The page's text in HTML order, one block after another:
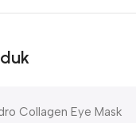
Collagen Eye Mask